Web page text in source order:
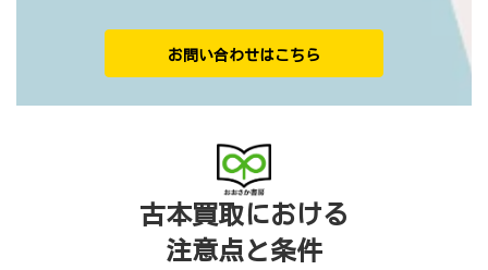
お問い合わせはこちら
古本買取における
注意点と条件